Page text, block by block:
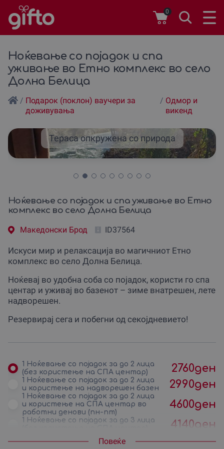
0
Ноќевање со појадок и спа
уживање во Етно комплекс во село
Долна Белица
/ Подарок (поклон) ваучери за
доживувања
/ Одмор и
викенд
Тераса опкружена со природа
Ноќевање со појадок и спа уживање во Етно
комплекс во село Долна Белица
Македонски Брод ID37564
Искуси мир и релаксација во магичниот Етно
комплекс во село Долна Белица.
Ноќевај во удобна соба со појадок, користи го спа
центар и уживај во базенот – зиме внатрешен, лете
надворешен.
Резервирај сега и побегни од секојдневието!
1 Ноќевање со појадок за до 2 лица
(без користење на СПА центар)
2760ден
1 Ноќевање со појадок за до 2 лица
и користење на надворешен базен
2990ден
1 Ноќевање со појадок за до 2 лица
и користење на СПА центар во
работни денови (пн-пт)
4600ден
1 Ноќевање со појадок за до 3 лица
4140ден
1 Ноќевање со појадок за до 3 лица
и користење на надворешен
4490ден
Повеќе